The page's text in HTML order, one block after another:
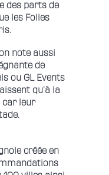
des parts de
les Folies
note aussi
de
ou GL Events
qu’à la
car leur
créée en